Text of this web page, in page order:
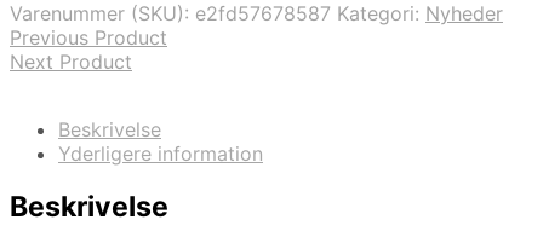
Varenummer (SKU): e2fd57678587 Kategori: Nyheder
Previous Product
Next Product
Beskrivelse
Yderligere information
Beskrivelse